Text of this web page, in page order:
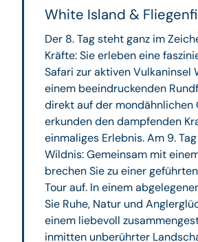
White Island &
Der 8. Tag steht ganz im
Kräfte: Sie erleben eine
Safari zur aktiven Vulkaninsel
einem beeindruckenden
direkt auf der mondähnlichen
erkunden den dampfenden
einmaliges Erlebnis. Am 9.
Wildnis: Gemeinsam mit
brechen Sie zu einer
Tour auf. In einem
Sie Ruhe, Natur und
einem liebevoll
inmitten unberührter